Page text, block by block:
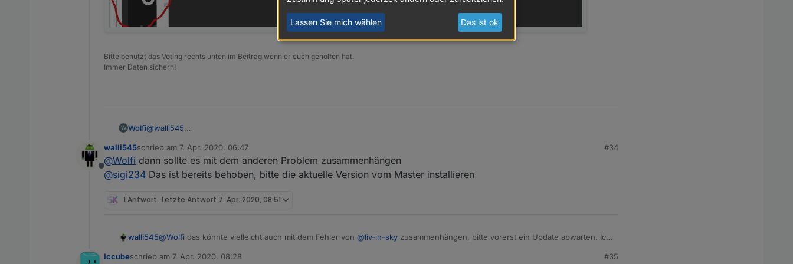
Bitte benutzt das Voting rechts unten im Beitrag wenn er euch geholfen hat.
Immer Daten sichern!
W Wolfi@walli545
Offline
walli545schrieb am 7. Apr. 2020, 06:47
zuletzt editiert von
#34
@Wolfi dann sollte es mit dem anderen Problem zusammenhängen
@sigi234 Das ist bereits behoben, bitte die aktuelle Version vom Master installieren
1 Antwort Letzte Antwort 7. Apr. 2020, 08:51
walli545@Wolfi das könnte vielleicht auch mit dem Fehler von @liv-in-sky
benötigen, vielleicht hilft das weiter
@ThaBam @Icube@simpixo
ihr müsstet mir noch mehr logs (während der installation, sonstige während der Adapter läuft,
Iccubeschrieb am 7. Apr. 2020, 08:28
zuletzt editiert von
#35
Lassen Sie mich wählen Das ist ok